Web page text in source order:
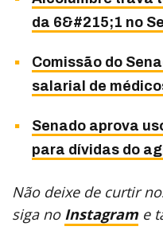
da 6&#215;1 no
Comissão do
salarial de
Senado aprova
para dívidas do
Não deixe de curtir
siga no Instagram e